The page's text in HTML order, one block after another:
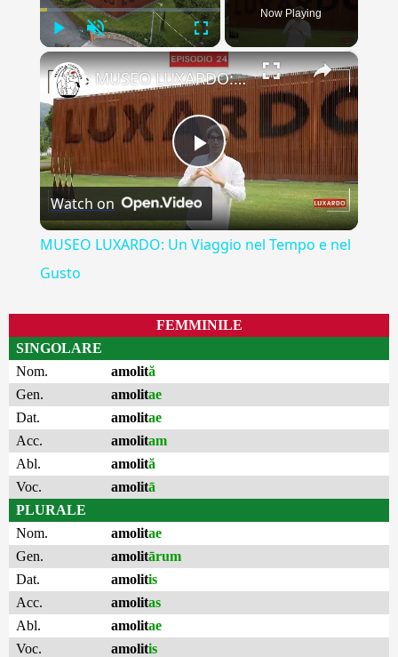
Play Unmute Fullscreen
Now Playing
×
Play
Video
MUSEO LUXARDO: Un Viaggio nel Tempo e nel Gusto
Watch on
MUSEO LUXARDO: Un Viaggio nel Tempo e nel
Gusto
FEMMINILE
SINGOLARE
Nom.
amolită
Gen.
amolitae
Dat.
amolitae
Acc.
amolitam
Abl.
amolită
Voc.
amolitā
PLURALE
Nom.
amolitae
Gen.
amolitārum
Dat.
amolitis
Acc.
amolitas
Abl.
amolitae
Voc.
amolitis